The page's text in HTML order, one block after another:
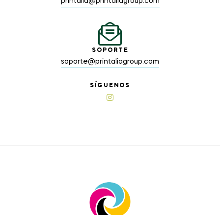
SOPORTE
soporte@printaliagroup.com
SÍGUENOS